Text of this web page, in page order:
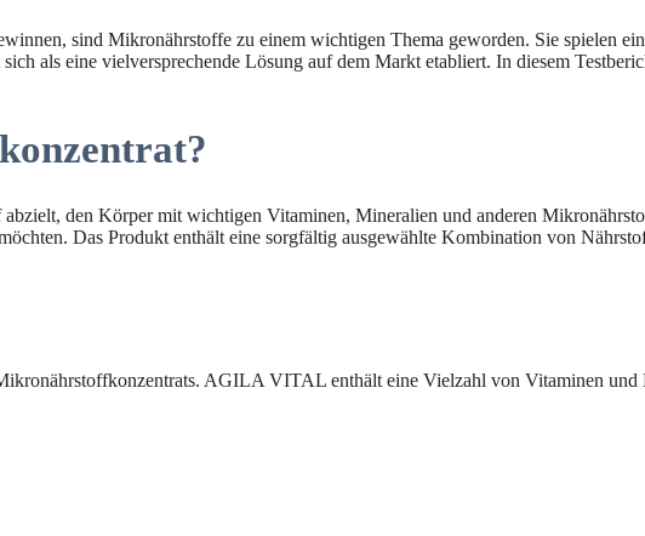
sind Mikronährstoffe zu einem wichtigen Thema geworden. Sie spielen
als eine vielversprechende Lösung auf dem Markt etabliert. In diesem
den Körper mit wichtigen Vitaminen, Mineralien und anderen
Das Produkt enthält eine sorgfältig ausgewählte Kombination von
AGILA VITAL enthält eine Vielzahl von Vitaminen